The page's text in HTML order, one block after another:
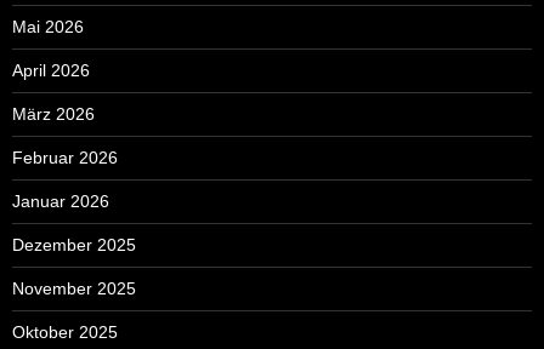
Mai 2026
April 2026
März 2026
Februar 2026
Januar 2026
Dezember 2025
November 2025
Oktober 2025